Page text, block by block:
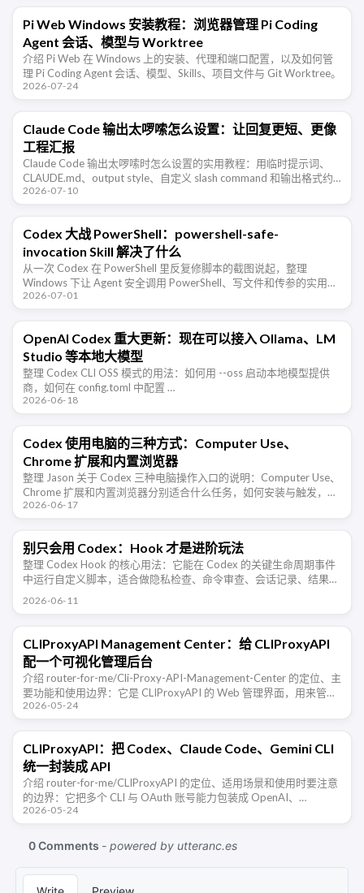
Pi Web Windows 安装教程：浏览器管理 Pi Coding
Agent 会话、模型与 Worktree
介绍 Pi Web 在 Windows 上的安装、代理和端口配置，以及如何管
理 Pi Coding Agent 会话、模型、Skills、项目文件与 Git Worktree。
2026-07-24
Claude Code 输出太啰嗦怎么设置：让回复更短、更像
工程汇报
Claude Code 输出太啰嗦时怎么设置的实用教程：用临时提示词、
CLAUDE.md、output style、自定义 slash command 和输出格式约
束，让 Claude Code 少铺 …
2026-07-10
Codex 大战 PowerShell：powershell-safe-
invocation Skill 解决了什么
从一次 Codex 在 PowerShell 里反复修脚本的截图说起，整理
Windows 下让 Agent 安全调用 PowerShell、写文件和传参的实用规
则。
2026-07-01
OpenAI Codex 重大更新：现在可以接入 Ollama、LM
Studio 等本地大模型
整理 Codex CLI OSS 模式的用法：如何用 --oss 启动本地模型提供
商，如何在 config.toml 中配置 …
2026-06-18
Codex 使用电脑的三种方式：Computer Use、
Chrome 扩展和内置浏览器
整理 Jason 关于 Codex 三种电脑操作入口的说明：Computer Use、
Chrome 扩展和内置浏览器分别适合什么任务，如何安装与触发，以
及 Appshots 如何提供上下文。
2026-06-17
别只会用 Codex：Hook 才是进阶玩法
整理 Codex Hook 的核心用法：它能在 Codex 的关键生命周期事件
中运行自定义脚本，适合做隐私检查、命令审查、会话记录、结果校
2026-06-11
CLIProxyAPI Management Center：给 CLIProxyAPI
配一个可视化管理后台
介绍 router-for-me/Cli-Proxy-API-Management-Center 的定位、主
要功能和使用边界：它是 CLIProxyAPI 的 Web 管理界面，用来管理
配置、凭据、日 …
2026-05-24
CLIProxyAPI：把 Codex、Claude Code、Gemini CLI
统一封装成 API
介绍 router-for-me/CLIProxyAPI 的定位、适用场景和使用时要注意
的边界：它把多个 CLI 与 OAuth 账号能力包装成 OpenAI、
Gemini、Claude、Codex …
2026-05-24